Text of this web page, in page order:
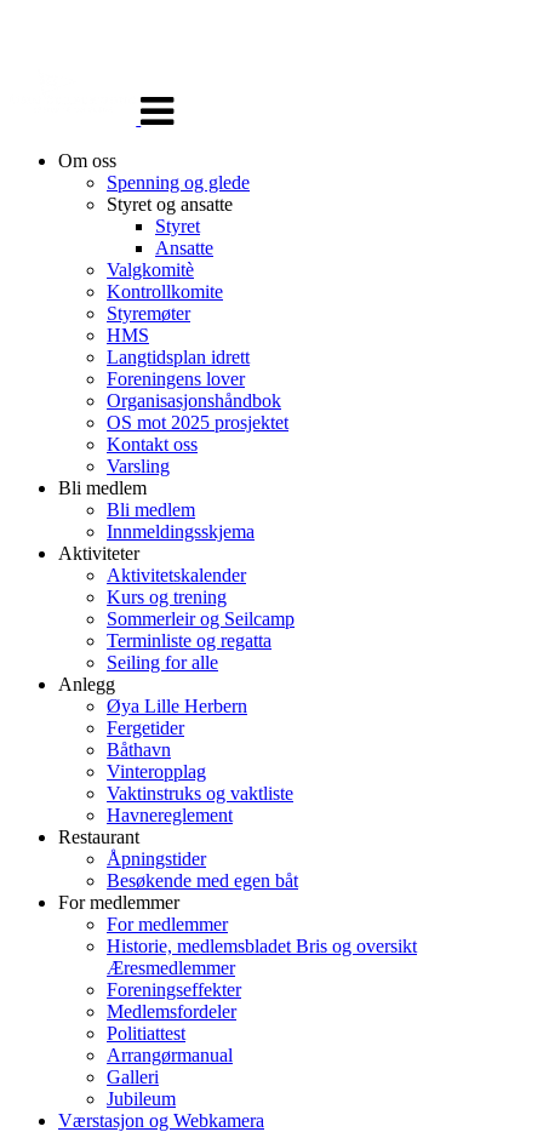
navigasjon
Om oss
Spenning og glede
Styret og ansatte
Styret
Ansatte
Valgkomitè
Kontrollkomite
Styremøter
HMS
Langtidsplan idrett
Foreningens lover
Organisasjonshåndbok
OS mot 2025 prosjektet
Kontakt oss
Varsling
Bli medlem
Bli medlem
Innmeldingsskjema
Aktiviteter
Aktivitetskalender
Kurs og trening
Sommerleir og Seilcamp
Terminliste og regatta
Seiling for alle
Anlegg
Øya Lille Herbern
Fergetider
Båthavn
Vinteropplag
Vaktinstruks og vaktliste
Havnereglement
Restaurant
Åpningstider
Besøkende med egen båt
For medlemmer
For medlemmer
Historie, medlemsbladet Bris og oversikt
Æresmedlemmer
Foreningseffekter
Medlemsfordeler
Politiattest
Arrangørmanual
Galleri
Jubileum
Værstasjon og Webkamera